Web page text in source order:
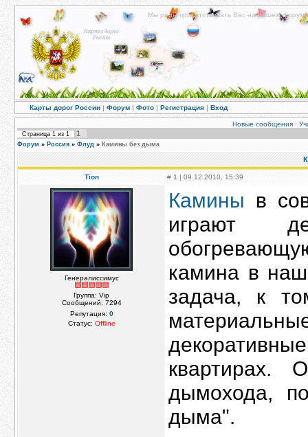
Мы рады приветствовать Вас на нашем
Карты дорог России | Форум | Фото | Регистрация | Вход
Новые сообщения·
Страница 1 из 1 1
Форум » Россия » Флуд » Камины без дыма
Tion # 1 | 09.12.2010, 15:39
Генералиссимус
Группа: Vip
Сообщений: 7294
Репутация: 0
Статус: Offline
Камины в
играют
камина в
задача, к
квартирах.
дымохода,
дыма".